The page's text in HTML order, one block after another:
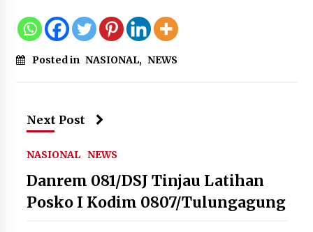
12 Coklat Terbaik dan Enak di
untuk Menemani Aktivitas
8 Agustus 2026
Posted in NASIONAL, NEWS
Next Post
NASIONAL NEWS
Danrem 081/DSJ Tinjau Latihan
Posko I Kodim 0807/Tulungagung